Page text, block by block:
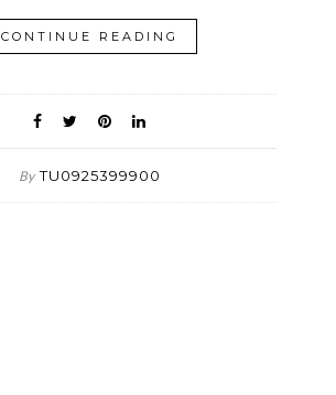
CONTINUE READING
By TU0925399900